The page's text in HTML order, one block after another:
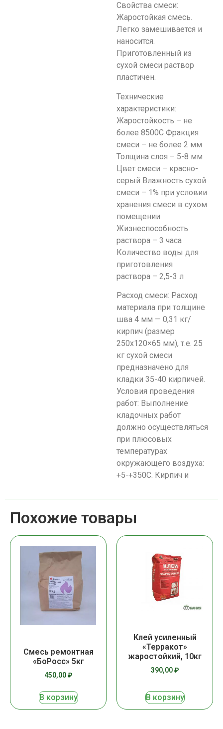
Свойства смеси:
Жаростойкая смесь.
Легко замешивается и
наносится.
Приготовленный из
сухой смеси раствор
пластичен.
Технические
характеристики:
Жаростойкость – не
более 8500С Фрaкция
смеси – не более 2 мм
Толщина слоя – 5-8 мм
Цвет смеси – красно-
серый Влажность сухой
смеси – 1% при условии
хранения смеси в сухом
помещении
Жизнеспособность
раствора – 3 часа
Количество воды для
приготовления
раствора – 2,5-3 л
Расход смеси: Расход
материала при толщине
шва 4 мм — 0,31 кг/
кирпич (размер
250х120×65 мм), т.е. 25
кг сухой смеси
предназначено для
кладки 35-40 кирпичей.
Условия проведения
работ: Выполнение
кладочных работ
должно осуществляться
при плюсовых
температурах
окружающего воздуха:
+5-+350С. Кирпич и
Похожие товары
Смесь ремонтная
«БоРосс» 5кг
450,00₽
В корзину
Клей усиленный
«Терракот»
жаростойкий, 10кг
390,00₽
В корзину